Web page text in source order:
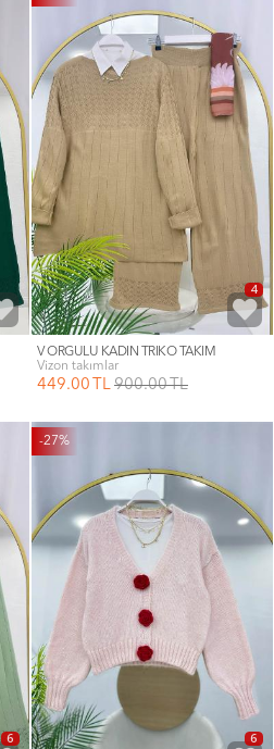
4
V ÖRGÜLÜ KADIN TRİKO TAKIM
vizon takımlar
449.00 TL 900.00TL
6
-27%
6